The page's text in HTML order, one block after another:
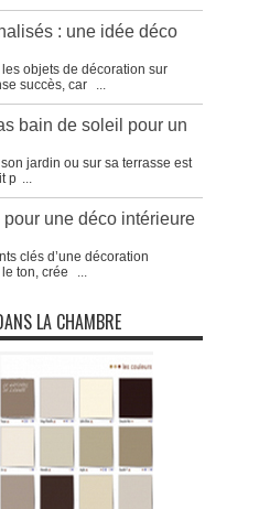
: une idée déco
objets de décoration sur
succès, car
bain de soleil pour un
jardin ou sur sa terrasse est
p
une déco intérieure
clés d’une décoration
ton, crée
LA CHAMBRE